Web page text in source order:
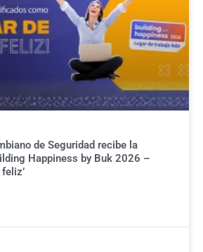
de Seguridad recibe la
Happiness by Buk 2026 –